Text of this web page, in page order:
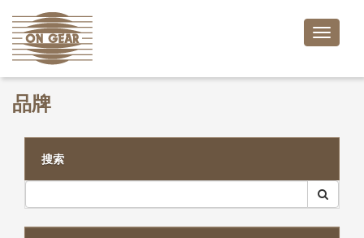
Toggle
品牌
搜索